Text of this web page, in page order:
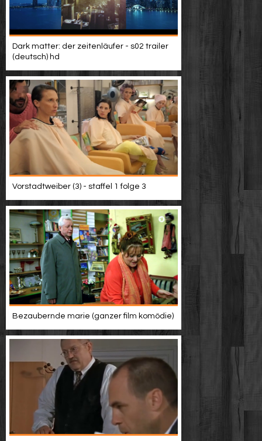
Dark matter: der zeitenläufer - s02 trailer
(deutsch) hd
Vorstadtweiber (3) - staffel 1 folge 3
Bezaubernde marie (ganzer film komödie)